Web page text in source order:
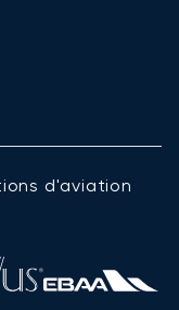
d'aviation